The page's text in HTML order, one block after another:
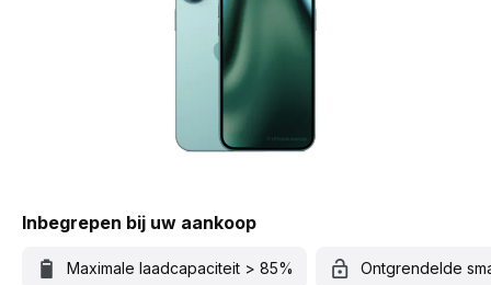
Inbegrepen bij uw aankoop
Maximale laadcapaciteit > 85% Ontgrendelde